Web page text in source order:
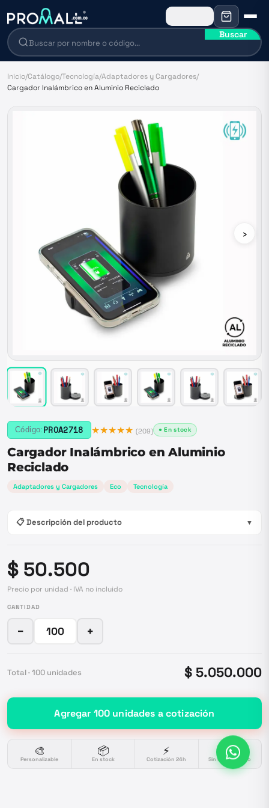
Buscar
Inicio/Catálogo/Tecnología/Adaptadores y Cargadores/
Cargador Inalámbrico en Aluminio Reciclado
›
Código: PROA2718 ★★★★★ (209) ● En stock
Cargador Inalámbrico en Aluminio
Reciclado
Adaptadores y Cargadores Eco Tecnología
📋 Descripción del producto ▼
$ 50.500
Precio por unidad · IVA no incluido
CANTIDAD
− +
Total · 100 unidades $ 5.050.000
Agregar 100 unidades a cotización
🎨
Personalizable
📦
En stock
⚡
Cotización 24h
🔒
Sin compromiso